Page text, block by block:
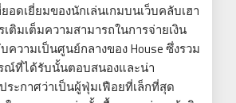
อดเยี่ยมของนักเล่นเกมบนเว็บคลับเฮา
ติมเต็มความสามารถในการจ่ายเงิน
ความเป็นศูนย์กลางของ House ซึ่งรวม
ณ์ที่ได้รับนั้นตอบสนองและน่า
ระกาศว่าเป็นผู้ฟุ่มเฟือยที่เล็กที่สุด